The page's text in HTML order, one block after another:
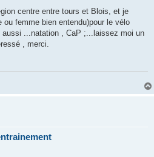
centre entre tours et Blois, et je
ou femme bien entendu)pour le vélo
...natation , CaP ;...laissez moi un
, merci.